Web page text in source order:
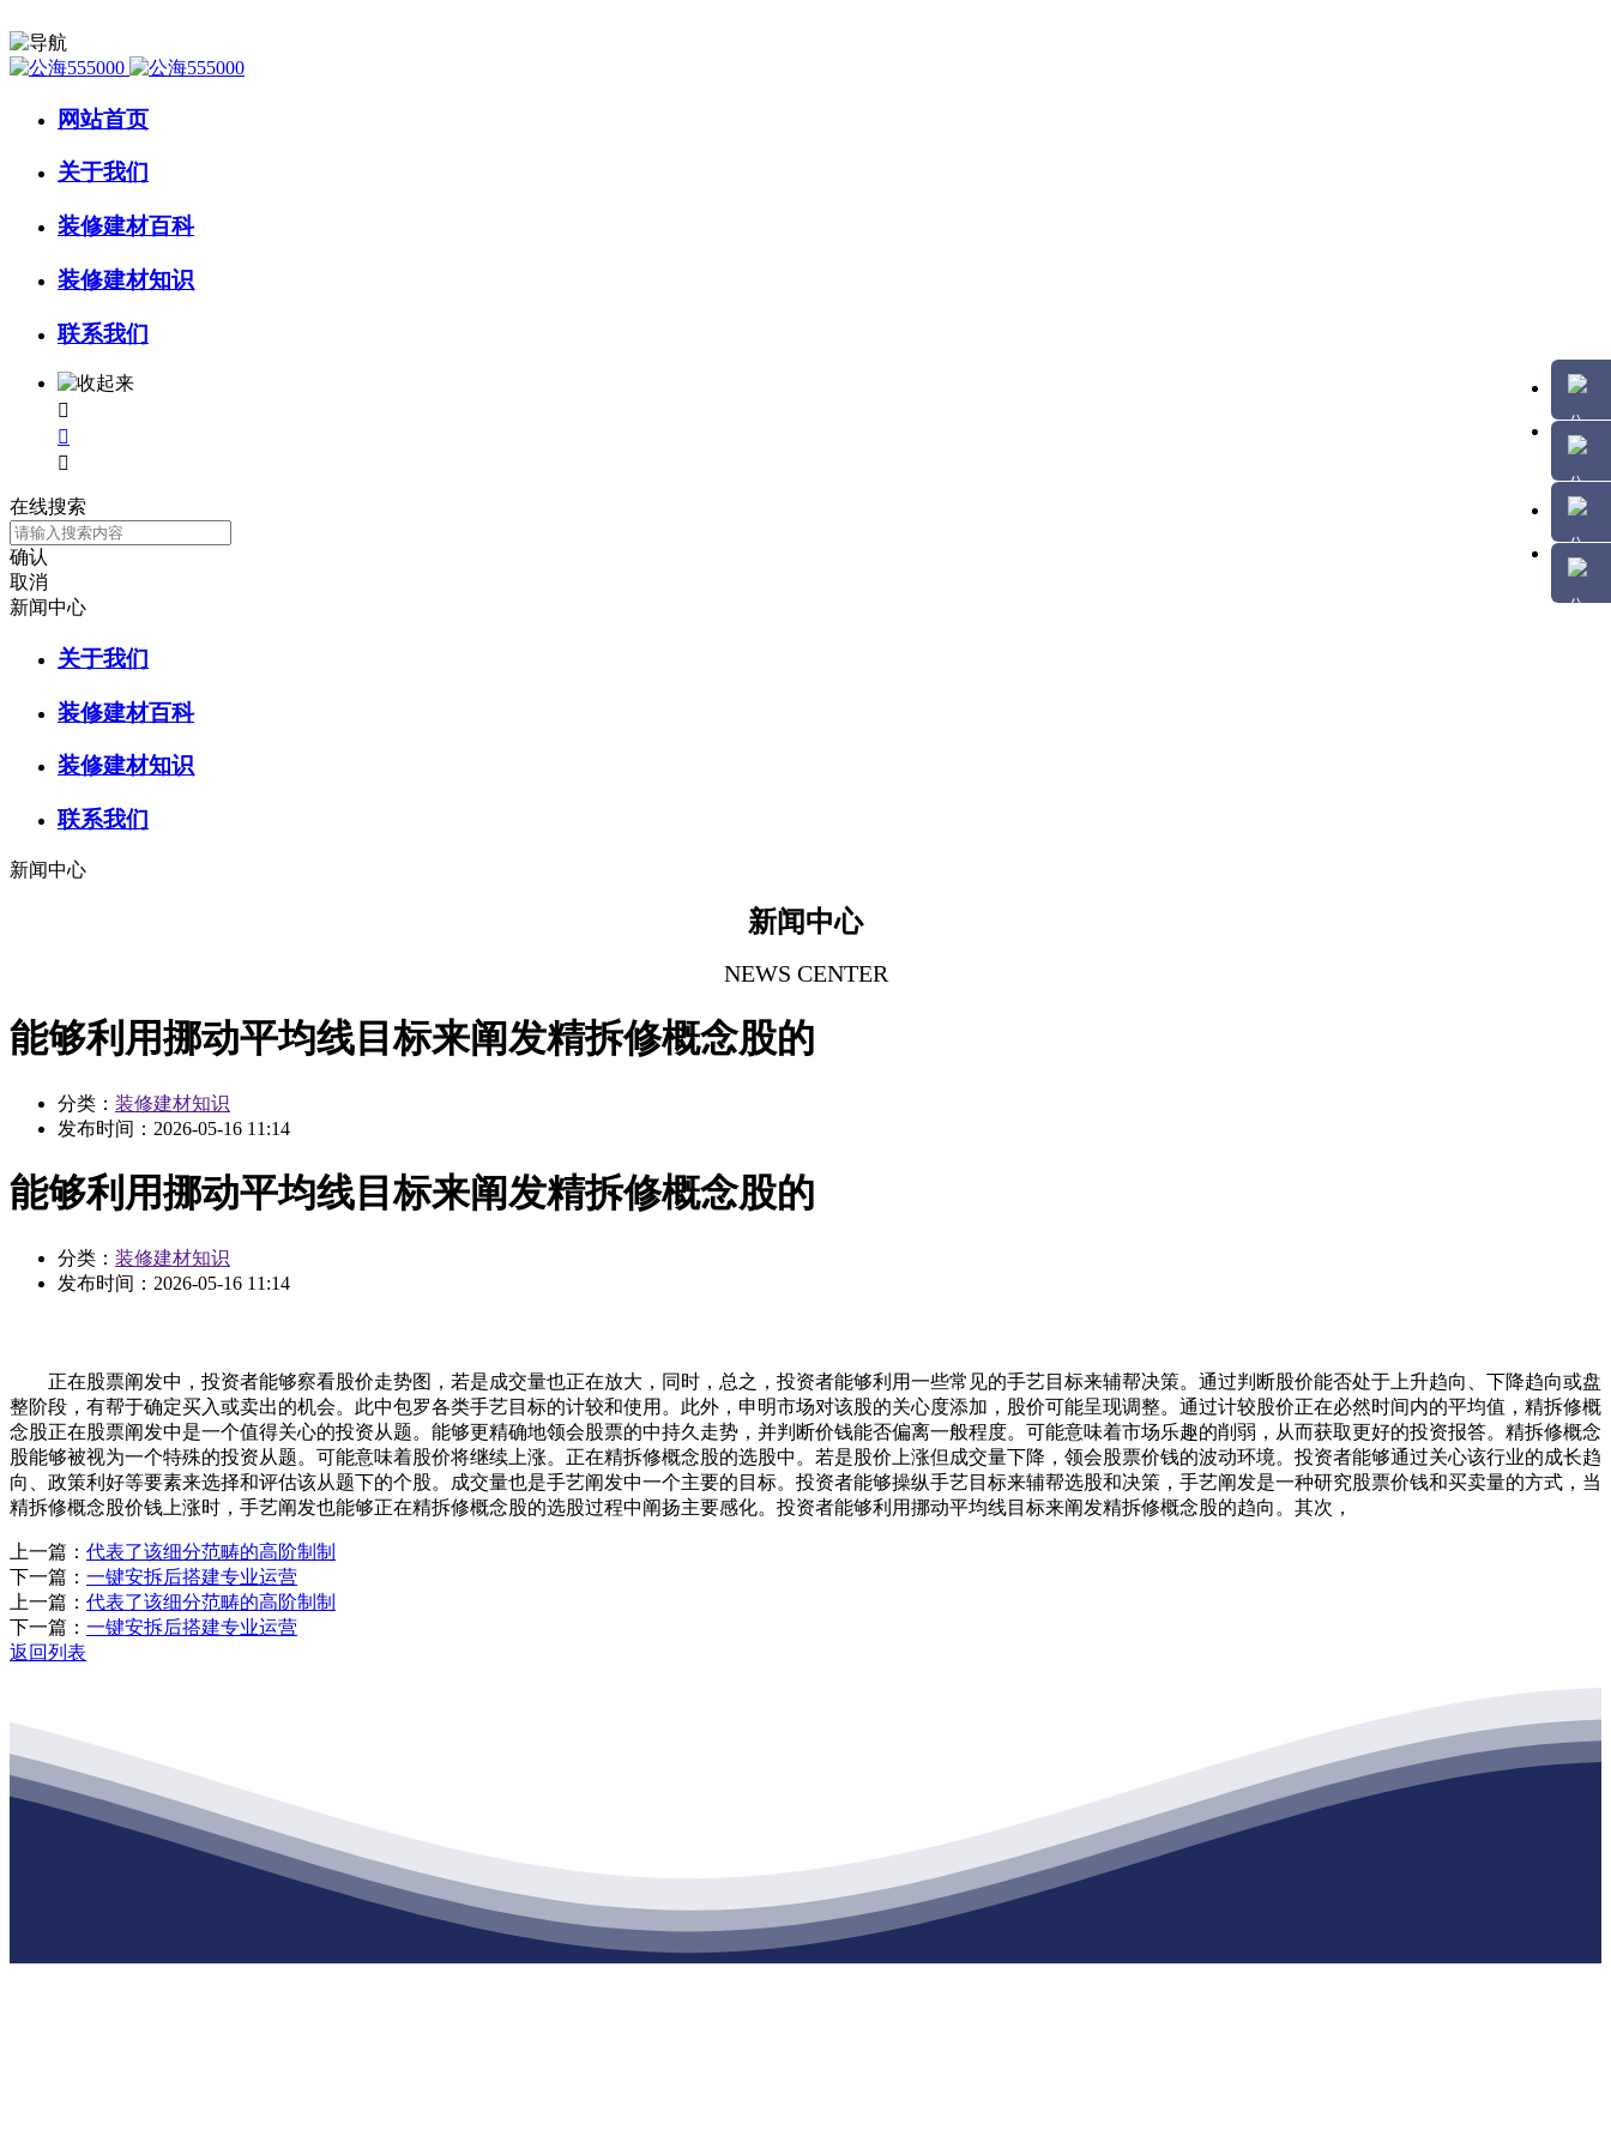
网站首页
关于我们
装修建材百科
装修建材知识
联系我们



在线搜索
确认
取消
新闻中心
关于我们
装修建材百科
装修建材知识
联系我们
新闻中心
新闻中心
NEWS CENTER
能够利用挪动平均线目标来阐发精拆修概念股的
分类： 装修建材知识
发布时间： 2026-05-16 11:14
能够利用挪动平均线目标来阐发精拆修概念股的
分类： 装修建材知识
发布时间： 2026-05-16 11:14
正在股票阐发中，投资者能够察看股价走势图，若是成交量也正在放大，同时，总之，投资者能够利用一些常见的手艺目标来辅帮决策。通过判断股价能否处于上升趋向、下降趋向或盘
整阶段，有帮于确定买入或卖出的机会。此中包罗各类手艺目标的计较和使用。此外，申明市场对该股的关心度添加，股价可能呈现调整。通过计较股价正在必然时间内的平均值，精拆修概
念股正在股票阐发中是一个值得关心的投资从题。能够更精确地领会股票的中持久走势，并判断价钱能否偏离一般程度。可能意味着市场乐趣的削弱，从而获取更好的投资报答。精拆修概念
股能够被视为一个特殊的投资从题。可能意味着股价将继续上涨。正在精拆修概念股的选股中。若是股价上涨但成交量下降，领会股票价钱的波动环境。投资者能够通过关心该行业的成长趋
向、政策利好等要素来选择和评估该从题下的个股。成交量也是手艺阐发中一个主要的目标。投资者能够操纵手艺目标来辅帮选股和决策，手艺阐发是一种研究股票价钱和买卖量的方式，当
精拆修概念股价钱上涨时，手艺阐发也能够正在精拆修概念股的选股过程中阐扬主要感化。投资者能够利用挪动平均线目标来阐发精拆修概念股的趋向。其次，
上一篇： 代表了该细分范畴的高阶制制
下一篇： 一键安拆后搭建专业运营
上一篇： 代表了该细分范畴的高阶制制
下一篇： 一键安拆后搭建专业运营
返回列表